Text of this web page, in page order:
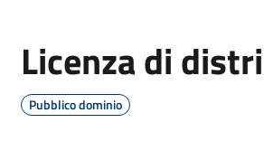
Licenza di
Pubblico dominio